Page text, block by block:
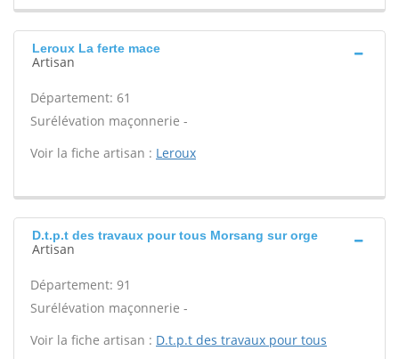
Leroux La ferte mace
Artisan
Département: 61
Surélévation maçonnerie -
Voir la fiche artisan : Leroux
D.t.p.t des travaux pour tous Morsang sur orge
Artisan
Département: 91
Surélévation maçonnerie -
Voir la fiche artisan : D.t.p.t des travaux pour tous